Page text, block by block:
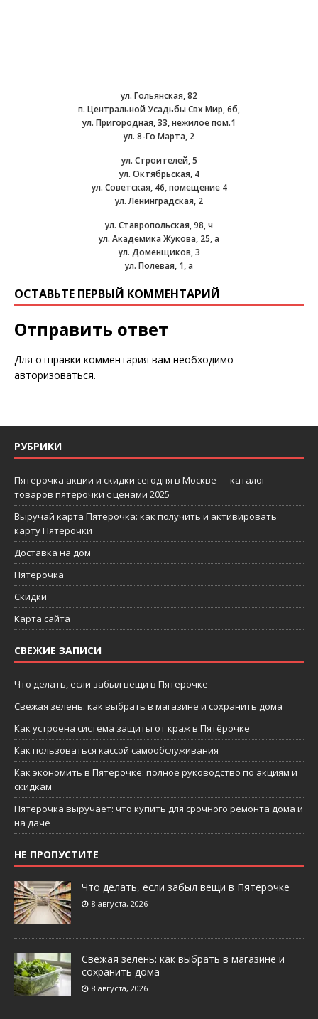
ул. Гольянская, 82
п. Центральной Усадьбы Свх Мир, 6б,
ул. Пригородная, 33, нежилое пом.1
ул. 8-Го Марта, 2
ул. Строителей, 5
ул. Октябрьская, 4
ул. Советская, 46, помещение 4
ул. Ленинградская, 2
ул. Ставропольская, 98, ч
ул. Академика Жукова, 25, а
ул. Доменщиков, 3
ул. Полевая, 1, а
ОСТАВЬТЕ ПЕРВЫЙ КОММЕНТАРИЙ
Отправить ответ
Для отправки комментария вам необходимо
авторизоваться.
РУБРИКИ
Пятерочка акции и скидки сегодня в Москве — каталог
товаров пятерочки с ценами 2025
Выручай карта Пятерочка: как получить и активировать
карту Пятерочки
Доставка на дом
Пятёрочка
Скидки
Карта сайта
СВЕЖИЕ ЗАПИСИ
Что делать, если забыл вещи в Пятерочке
Свежая зелень: как выбрать в магазине и сохранить дома
Как устроена система защиты от краж в Пятёрочке
Как пользоваться кассой самообслуживания
Как экономить в Пятерочке: полное руководство по акциям и
скидкам
Пятёрочка выручает: что купить для срочного ремонта дома и
на даче
НЕ ПРОПУСТИТЕ
Что делать, если забыл вещи в Пятерочке
8 августа, 2026
Свежая зелень: как выбрать в магазине и
сохранить дома
8 августа, 2026